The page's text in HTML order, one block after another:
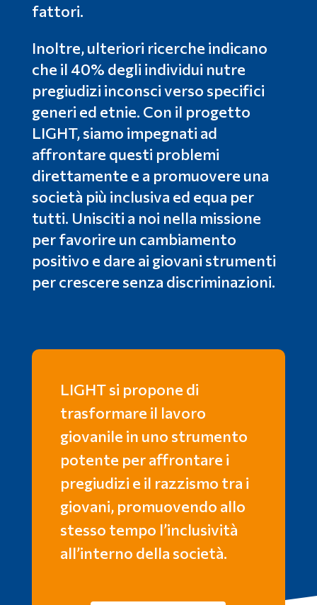
fattori.
Inoltre, ulteriori ricerche indicano
che il 40% degli individui nutre
pregiudizi inconsci verso specifici
generi ed etnie. Con il progetto
LIGHT, siamo impegnati ad
affrontare questi problemi
direttamente e a promuovere una
società più inclusiva ed equa per
tutti. Unisciti a noi nella missione
per favorire un cambiamento
positivo e dare ai giovani strumenti
per crescere senza discriminazioni.
LIGHT si propone di
trasformare il lavoro
giovanile in uno strumento
potente per affrontare i
pregiudizi e il razzismo tra i
giovani, promuovendo allo
stesso tempo l’inclusività
all’interno della società.